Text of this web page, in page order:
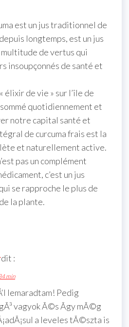
est un jus traditionnel de
longtemps, est un jus
de vertus qui
insoupçonnés de santé et
élixir de vie » sur l’île de
quotidiennement et
notre capital santé et
de curcuma frais est la
et naturellement active.
pas un complément
c’est un jus
se rapproche le plus de
la plante.
dit :
min
lemaradtam! Pedig
vagyok Ã©s Ã­gy mÃ©g
a leveles tÃ©szta is